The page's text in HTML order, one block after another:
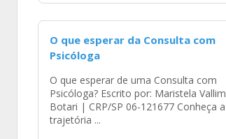
O que esperar da Consulta com
Psicóloga
O que esperar de uma Consulta com
Psicóloga? Escrito por: Maristela Vallim
Botari | CRP/SP 06-121677 Conheça a
trajetória ...